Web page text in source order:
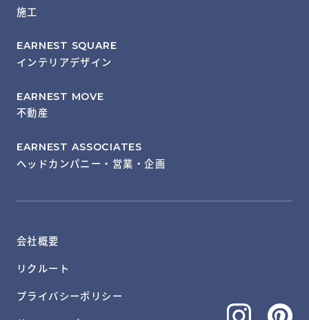
施工
EARNEST SQUARE
インテリアデザイン
EARNEST MOVE
不動産
EARNEST ASSOCIATES
ヘッドカンパニー・営業・企画
会社概要
リクルート
プライバシーポリシー